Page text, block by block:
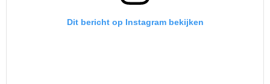
Dit bericht op Instagram bekijken